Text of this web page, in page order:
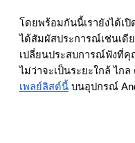
โดยพร้อมกันนี้เรายังได้เ
ได้สัมผัสประการณ์เช่นเดี
เปลี่ยนประสบการณ์ฟังที่คุ
เพลย์ลิสต์นี้ บนอุปกรณ์